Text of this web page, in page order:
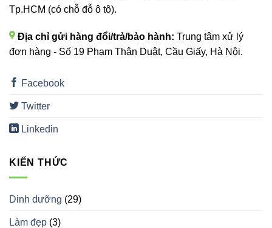
Tp.HCM (có chỗ đỗ ô tô).
Địa chỉ gửi hàng đổi/trả/bảo hành: Trung tâm xử lý
đơn hàng - Số 19 Phạm Thận Duật, Cầu Giấy, Hà Nội.
Facebook
Twitter
Linkedin
KIẾN THỨC
Dinh dưỡng (29)
Làm đẹp (3)